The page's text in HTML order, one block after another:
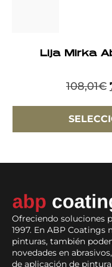
Lija Mirka
108,01€
Ofreciendo soluciones
1997. En ABP
pinturas, también
novedades en
de aplicación de